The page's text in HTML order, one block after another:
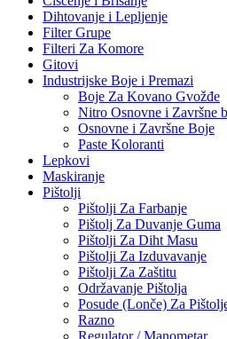
Dihtovanje i Lepljenje
Filter Grupe
Filteri Za Komore
Gitovi
Industrijske Boje i Premazi
Boje Za Kovano Gvožđe
Nitro Osnovne i Završne
Osnovne i Završne Boje
Paste Koloranti
Lepkovi
Maskiranje
Pištolji
Pištolji Za Farbanje
Pištolj Za Duvanje Guma
Pištolji Za Diht Masu
Pištolji Za Izduvavanje
Pištolji Za Zaštitu
Održavanje Pištolja
Posude (Lonče) Za
Razno
Regulator / Manometar